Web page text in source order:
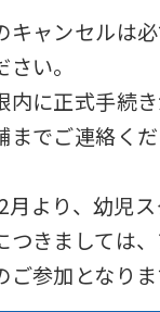
ャンセルは
い。
内に正式手続
までご連絡くだ
月より、幼児
つきましては
参加となりま
link
below
(start
to
to
the